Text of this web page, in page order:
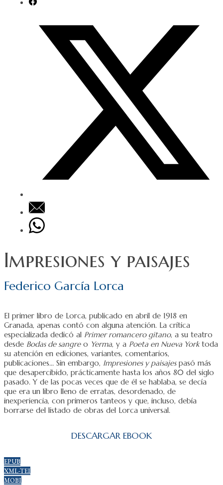
Impresiones y paisajes
Federico García Lorca
El primer libro de Lorca, publicado en abril de 1918 en
Granada, apenas contó con alguna atención. La crítica
especializada dedicó al Primer romancero gitano, a su teatro
desde Bodas de sangreo Yerma, y a Poeta en Nueva Yorktoda
su atención en ediciones, variantes, comentarios,
publicaciones… Sin embargo, Impresiones y paisajespasó más
que desapercibido, prácticamente hasta los años 80 del siglo
pasado. Y de las pocas veces que de él se hablaba, se decía
que era un libro lleno de erratas, desordenado, de
inexperiencia, con primeros tanteos y que, incluso, debía
borrarse del listado de obras del Lorca universal.
DESCARGAR EBOOK
EPUB
XML-TEI
MOBI